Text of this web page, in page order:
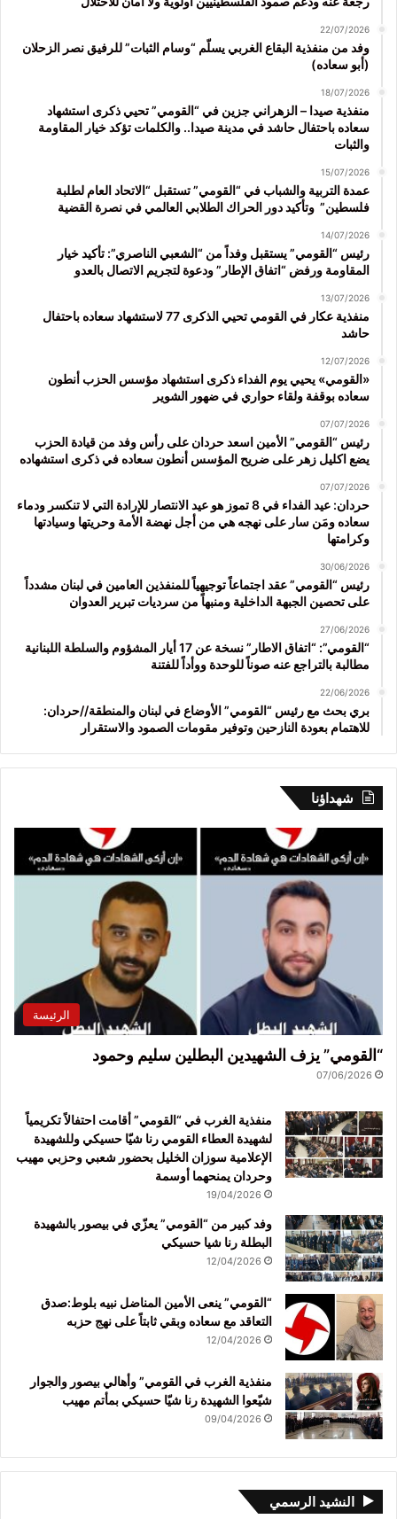
22/07/2026
وفد من منفذية البقاع الغربي يسلّم “وسام الثبات” للرفيق نصر الزحلان
(أبو سعاده)
18/07/2026
منفذية صيدا – الزهراني جزين في “القومي” تحيي ذكرى استشهاد
سعاده باحتفال حاشد في مدينة صيدا.. والكلمات تؤكد خيار المقاومة
والثبات
15/07/2026
عمدة التربية والشباب في “القومي” تستقبل “الاتحاد العام لطلبة
فلسطين” وتأكيد دور الحراك الطلابي العالمي في نصرة القضية
14/07/2026
رئيس “القومي” يستقبل وفداً من “الشعبي الناصري”: تأكيد خيار
المقاومة ورفض “اتفاق الإطار” ودعوة لتجريم الاتصال بالعدو
13/07/2026
منفذية عكار في القومي تحيي الذكرى 77 لاستشهاد سعاده باحتفال
حاشد
12/07/2026
«القومي» يحيي يوم الفداء ذكرى استشهاد مؤسس الحزب أنطون
سعاده بوقفة ولقاء حواري في ضهور الشوير
07/07/2026
رئيس “القومي” الأمين اسعد حردان على رأس وفد من قيادة الحزب
يضع اكليل زهر على ضريح المؤسس أنطون سعاده في ذكرى استشهاده
07/07/2026
حردان: عيد الفداء في 8 تموز هو عيد الانتصار للإرادة التي لا تنكسر ودماء
سعاده ومَن سار على نهجه هي من أجل نهضة الأمة وحريتها وسيادتها
وكرامتها
30/06/2026
رئيس “القومي” عقد اجتماعاً توجيهياً للمنفذين العامين في لبنان مشدداً
على تحصين الجبهة الداخلية ومنبهاً من سرديات تبرير العدوان
27/06/2026
“القومي”: “اتفاق الاطار” نسخة عن 17 أيار المشؤوم والسلطة اللبنانية
مطالبة بالتراجع عنه صوناً للوحدة ووأداً للفتنة
22/06/2026
بري بحث مع رئيس “القومي” الأوضاع في لبنان والمنطقة//حردان:
للاهتمام بعودة النازحين وتوفير مقومات الصمود والاستقرار
شهداؤنا
الرئيسة
“القومي” يزف الشهيدين البطلين سليم وحمود
07/06/2026
منفذية الغرب في “القومي” أقامت احتفالاً تكريمياً
لشهيدة العطاء القومي رنا شيّا حسيكي وللشهيدة
الإعلامية سوزان الخليل بحضور شعبي وحزبي مهيب
وحردان يمنحهما أوسمة
19/04/2026
وفد كبير من “القومي” يعزّي في بيصور بالشهيدة
البطلة رنا شيا حسيكي
12/04/2026
“القومي” ينعى الأمين المناضل نبيه بلوط:صدق
التعاقد مع سعاده وبقي ثابتاً على نهج حزبه
12/04/2026
منفذية الغرب في القومي” وأهالي بيصور والجوار
شيّعوا الشهيدة رنا شيّا حسيكي بمأتم مهيب
09/04/2026
النشيد الرسمي